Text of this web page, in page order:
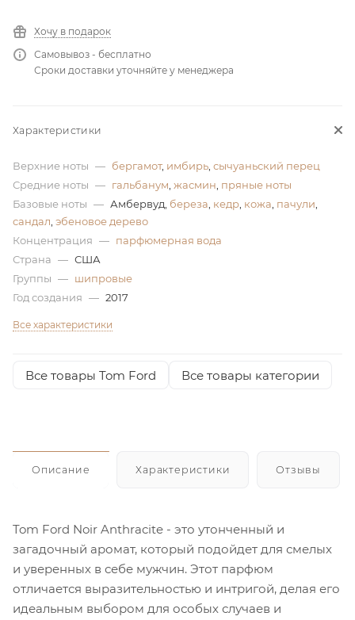
Хочу в подарок
Самовывоз - бесплатно
Сроки доставки уточняйте у менеджера
Характеристики
Верхние ноты — бергамот, имбирь сычуаньский перец
Средние ноты — гальбанум жасмин пряные ноты
Базовые ноты — Амбервуд, береза кедр кожа пачули
сандал эбеновое дерево
Концентрация — парфюмерная вода
Страна — США
Группы — шипровые
Год создания — 2017
Все характеристики
Все товары Tom Ford Все товары категории
Описание Характеристики Отзывы
Tom Ford Noir Anthracite - это утонченный и
загадочный аромат, который подойдет для смелых
и уверенных в себе мужчин. Этот парфюм
отличается выразительностью и интригой, делая его
идеальным выбором для особых случаев и